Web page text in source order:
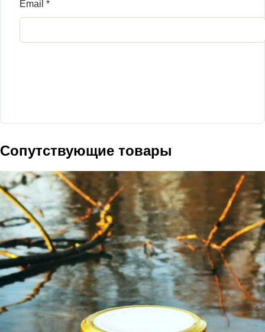
Email *
Сопутствующие товары